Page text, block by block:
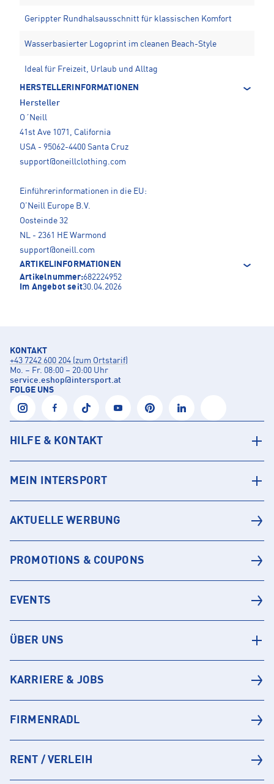
Gerippter Rundhalsausschnitt für klassischen Komfort
Wasserbasierter Logoprint im cleanen Beach-Style
Ideal für Freizeit, Urlaub und Alltag
HERSTELLERINFORMATIONEN
Hersteller
O´Neill
41st Ave 1071, California
USA - 95062-4400 Santa Cruz
support@oneillclothing.com
Einführerinformationen in die EU:
O’Neill Europe B.V.
Oosteinde 32
NL - 2361 HE Warmond
support@oneill.com
ARTIKELINFORMATIONEN
Artikelnummer:682224952
Im Angebot seit30.04.2026
KONTAKT
+43 7242 600 204 (zum Ortstarif)
Mo. – Fr. 08:00 – 20:00 Uhr
service.eshop@intersport.at
FOLGE UNS
HILFE & KONTAKT
MEIN INTERSPORT
AKTUELLE WERBUNG
PROMOTIONS & COUPONS
EVENTS
ÜBER UNS
KARRIERE & JOBS
FIRMENRADL
RENT / VERLEIH